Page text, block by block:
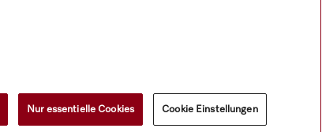
Nur essentielle Cookies Cookie Einstellungen